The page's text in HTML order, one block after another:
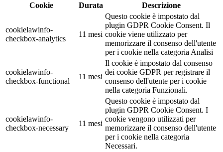
Cookie
Durata Descrizione
cookielawinfo-
checkbox-analytics
11 mesi
Questo cookie è impostato dal
plugin GDPR Cookie Consent. Il
cookie viene utilizzato per
memorizzare il consenso dell'utente
per i cookie nella categoria Analisi
cookielawinfo-
checkbox-functional
11 mesi
Il cookie è impostato dal consenso
dei cookie GDPR per registrare il
consenso dell'utente per i cookie
nella categoria Funzionali.
cookielawinfo-
checkbox-necessary
11 mesi
Questo cookie è impostato dal
plugin GDPR Cookie Consent. I
cookie vengono utilizzati per
memorizzare il consenso dell'utente
per i cookie nella categoria
Necessari.